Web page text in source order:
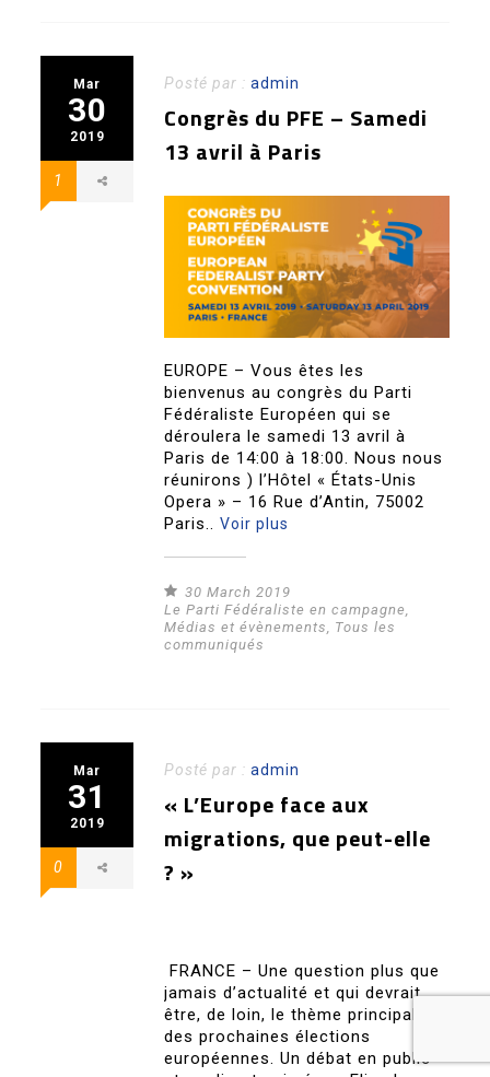
Mar
30
2019
1
Posté par :admin
Congrès du PFE – Samedi
13 avril à Paris
EUROPE – Vous êtes les
bienvenus au congrès du Parti
Fédéraliste Européen qui se
déroulera le samedi 13 avril à
Paris de 14:00 à 18:00. Nous nous
réunirons ) l’Hôtel « États-Unis
Opera » – 16 Rue d’Antin, 75002
Paris..Voir plus
30 March 2019
Le Parti Fédéraliste en campagne,
Médias et évènements, Tous les
communiqués
Mar
31
2019
0
Posté par :admin
« L’Europe face aux
migrations, que peut-elle
? »
FRANCE – Une question plus que
jamais d’actualité et qui devrait
être, de loin, le thème principal
des prochaines élections
européennes. Un débat en public